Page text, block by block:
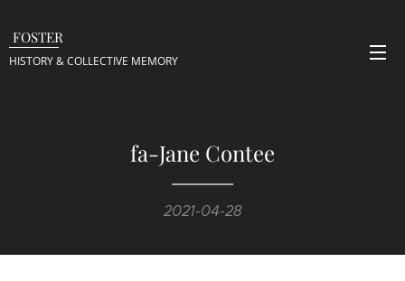
FOSTER
HISTORY & COLLECTIVE MEMORY
fa-Jane Contee
2021-04-28